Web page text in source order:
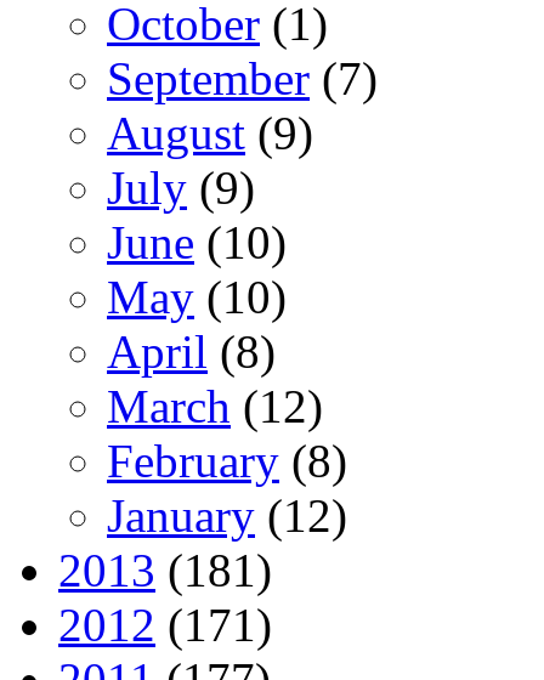
October (1)
September (7)
August (9)
July (9)
June (10)
May (10)
April (8)
March (12)
February (8)
January (12)
2013 (181)
2012 (171)